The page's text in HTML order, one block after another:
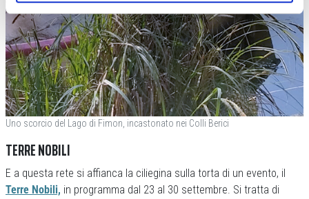
Uno scorcio del Lago di Fimon, incastonato nei Colli Berici
TERRE NOBILI
E a questa rete si affianca la ciliegina sulla torta di un evento, il
Terre Nobili, in programma dal 23 al 30 settembre. Si tratta di